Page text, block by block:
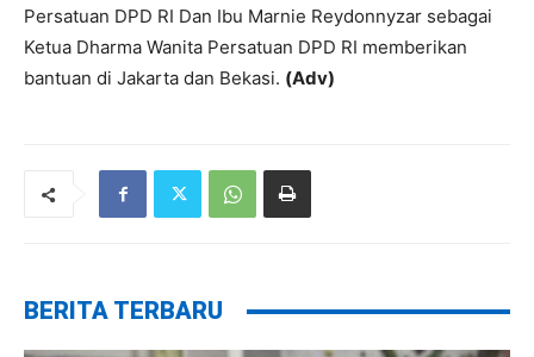
Persatuan DPD RI Dan Ibu Marnie Reydonnyzar sebagai
Ketua Dharma Wanita Persatuan DPD RI memberikan
bantuan di Jakarta dan Bekasi. (Adv)
BERITA TERBARU